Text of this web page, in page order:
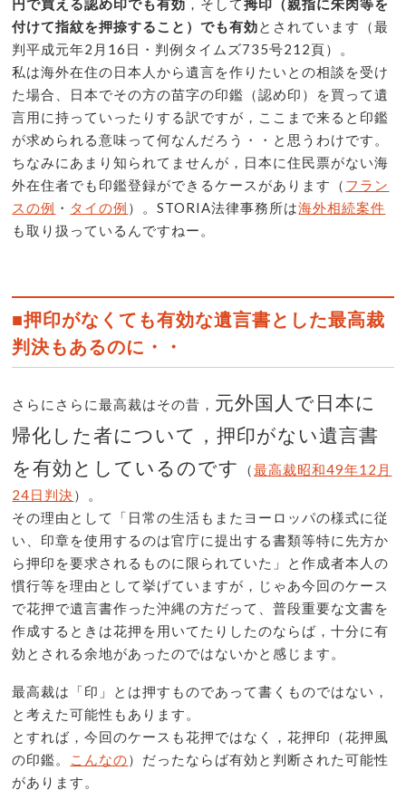
円で買える認め印でも有効 ，そして拇印（親指に朱肉等を
付けて指紋を押捺すること）でも有効とされています（最
判平成元年2月16日・判例タイムズ735号212頁）。
私は海外在住の日本人から遺言を作りたいとの相談を受け
た場合、日本でその方の苗字の印鑑（認め印）を買って遺
言用に持っていったりする訳ですが，ここまで来ると印鑑
が求められる意味って何なんだろう・・と思うわけです。
ちなみにあまり知られてませんが，日本に住民票がない海
外在住者でも印鑑登録ができるケースがあります（ フラン
スの例 ・ タイの例 ）。STORIA法律事務所は海外相続案件
も取り扱っているんですねー。
■押印がなくても有効な遺言書とした最高裁
判決もあるのに・・
さらにさらに最高裁はその昔， 元外国人で日本に
帰化した者について，押印がない遺言書
を有効としているのです
（最高裁昭和49年12月
24日判決）。
その理由として「日常の生活もまたヨーロッパの様式に従
い、印章を使用するのは官庁に提出する書類等特に先方か
ら押印を要求されるものに限られていた」と作成者本人の
慣行等を理由として挙げていますが，じゃあ今回のケース
で花押で遺言書作った沖縄の方だって、普段重要な文書を
作成するときは花押を用いてたりしたのならば，十分に有
効とされる余地があったのではないかと感じます。
最高裁は「印」とは押すものであって書くものではない，
と考えた可能性もあります。
とすれば，今回のケースも花押ではなく，花押印（花押風
の印鑑。 こんなの）だったならば有効と判断された可能性
があります。